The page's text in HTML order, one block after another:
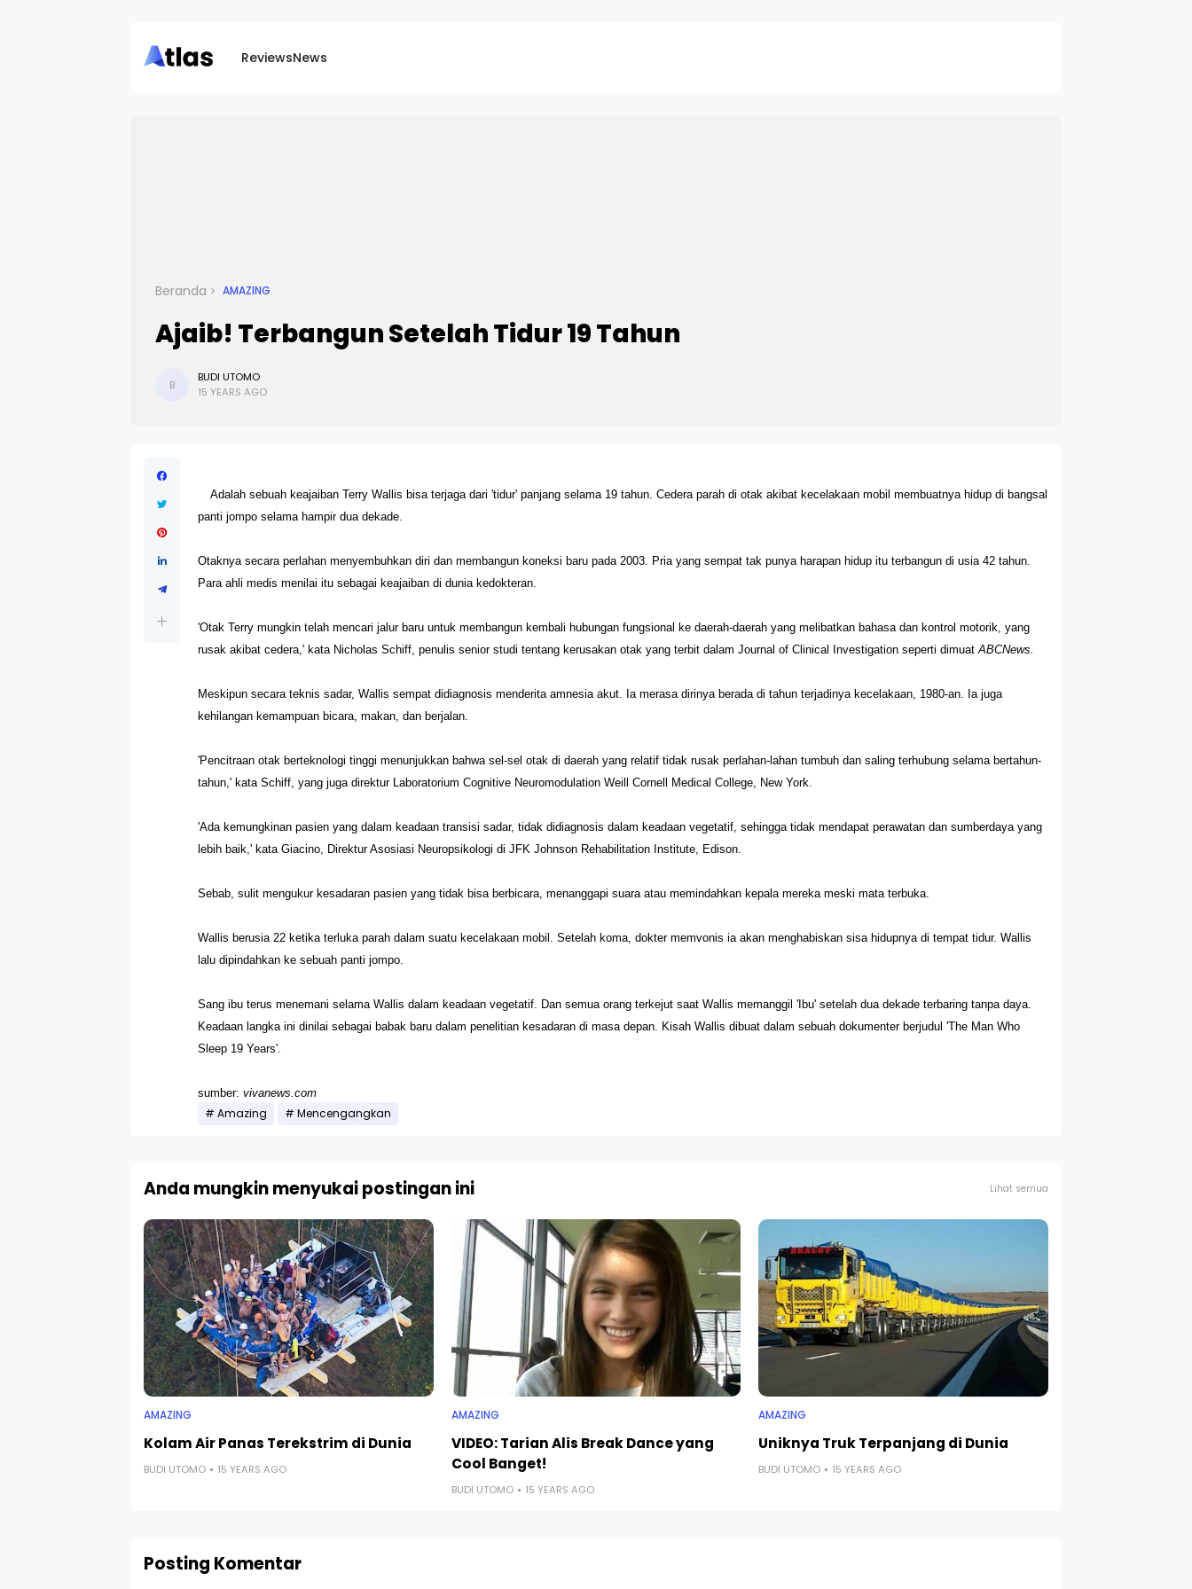
ReviewsNews
Beranda AMAZING
Ajaib! Terbangun Setelah Tidur 19 Tahun
B
BUDI UTOMO
15 YEARS AGO
Adalah sebuah keajaiban Terry Wallis bisa terjaga dari 'tidur' panjang selama 19 tahun. Cedera parah di otak akibat kecelakaan mobil membuatnya hidup di bangsal
panti jompo selama hampir dua dekade.
Otaknya secara perlahan menyembuhkan diri dan membangun koneksi baru pada 2003. Pria yang sempat tak punya harapan hidup itu terbangun di usia 42 tahun.
Para ahli medis menilai itu sebagai keajaiban di dunia kedokteran.
'Otak Terry mungkin telah mencari jalur baru untuk membangun kembali hubungan fungsional ke daerah-daerah yang melibatkan bahasa dan kontrol motorik, yang
rusak akibat cedera,' kata Nicholas Schiff, penulis senior studi tentang kerusakan otak yang terbit dalam Journal of Clinical Investigation seperti dimuatABCNews.
Meskipun secara teknis sadar, Wallis sempat didiagnosis menderita amnesia akut. Ia merasa dirinya berada di tahun terjadinya kecelakaan, 1980-an. Ia juga
kehilangan kemampuan bicara, makan, dan berjalan.
'Pencitraan otak berteknologi tinggi menunjukkan bahwa sel-sel otak di daerah yang relatif tidak rusak perlahan-lahan tumbuh dan saling terhubung selama bertahun-
tahun,' kata Schiff, yang juga direktur Laboratorium Cognitive Neuromodulation Weill Cornell Medical College, New York.
'Ada kemungkinan pasien yang dalam keadaan transisi sadar, tidak didiagnosis dalam keadaan vegetatif, sehingga tidak mendapat perawatan dan sumberdaya yang
lebih baik,' kata Giacino, Direktur Asosiasi Neuropsikologi di JFK Johnson Rehabilitation Institute, Edison.
Sebab, sulit mengukur kesadaran pasien yang tidak bisa berbicara, menanggapi suara atau memindahkan kepala mereka meski mata terbuka.
Wallis berusia 22 ketika terluka parah dalam suatu kecelakaan mobil. Setelah koma, dokter memvonis ia akan menghabiskan sisa hidupnya di tempat tidur. Wallis
lalu dipindahkan ke sebuah panti jompo.
Sang ibu terus menemani selama Wallis dalam keadaan vegetatif. Dan semua orang terkejut saat Wallis memanggil 'Ibu' setelah dua dekade terbaring tanpa daya.
Keadaan langka ini dinilai sebagai babak baru dalam penelitian kesadaran di masa depan. Kisah Wallis dibuat dalam sebuah dokumenter berjudul 'The Man Who
Sleep 19 Years'.
sumber: vivanews.com
Amazing Mencengangkan
Anda mungkin menyukai postingan ini Lihat semua
AMAZING
Kolam Air Panas Terekstrim di Dunia
BUDI UTOMO 15 YEARS AGO
AMAZING
VIDEO: Tarian Alis Break Dance yang
Cool Banget!
BUDI UTOMO 15 YEARS AGO
AMAZING
Uniknya Truk Terpanjang di Dunia
BUDI UTOMO 15 YEARS AGO
Posting Komentar